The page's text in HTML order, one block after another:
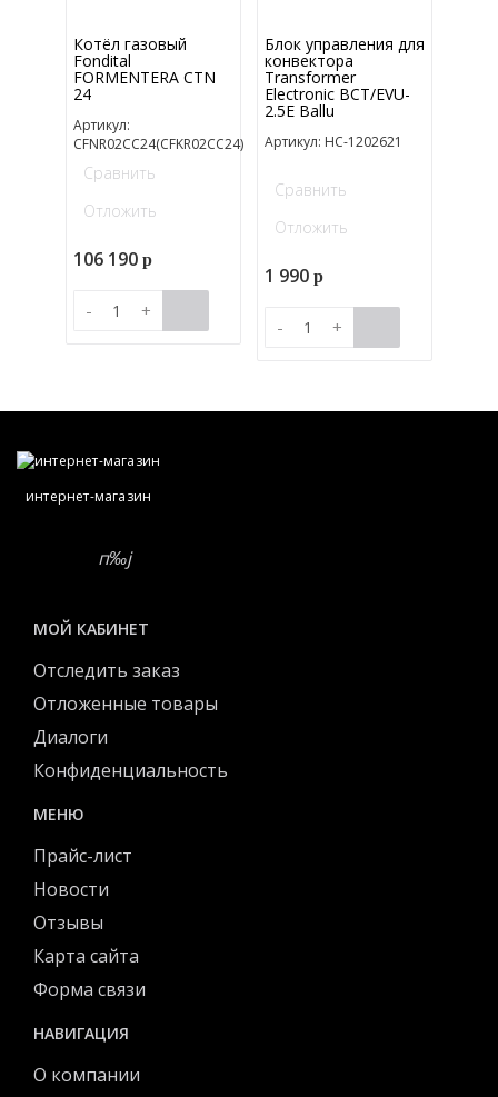
Котёл газовый
Fondital
FORMENTERA CTN
24
Артикул:
CFNR02CC24(CFKR02CC24)
Сравнить
Отложить
106 190p
- +
Блок управления для
конвектора
Transformer
Electronic BCT/EVU-
2.5E Ballu
Артикул: НС-1202621
Сравнить
Отложить
1 990p
- +
интернет-магазин
МОЙ КАБИНЕТ
Отследить заказ
Отложенные товары
Диалоги
Конфиденциальность
МЕНЮ
Прайс-лист
Новости
Отзывы
Карта сайта
Форма связи
НАВИГАЦИЯ
О компании